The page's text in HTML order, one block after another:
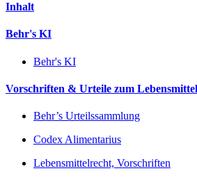
Inhalt
Behr's KI
Behr's KI
Vorschriften & Urteile zum
Behr’s Urteilssammlung
Codex Alimentarius
Lebensmittelrecht, Vorschriften